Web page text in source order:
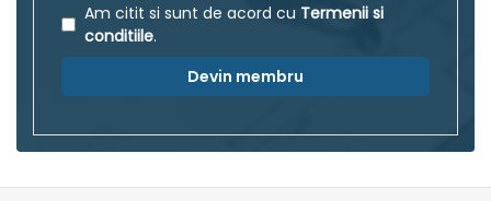
Am citit si sunt de acord cu Termenii si
conditiile.
Devin membru